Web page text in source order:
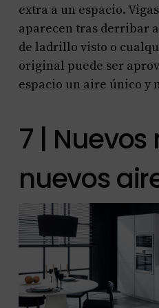
extra a un espacio.
aparecen tras derribar
de ladrillo visto o
original puede ser
espacio un aire único y
7 |
nuevos